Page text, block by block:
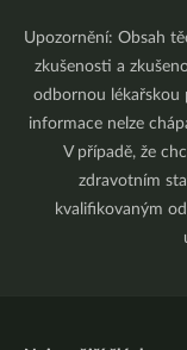
Upozornění: Obsah
zkušenosti a
odbornou lékařskou
informace nelze
V případě, že
zdravotním
kvalifikovaným